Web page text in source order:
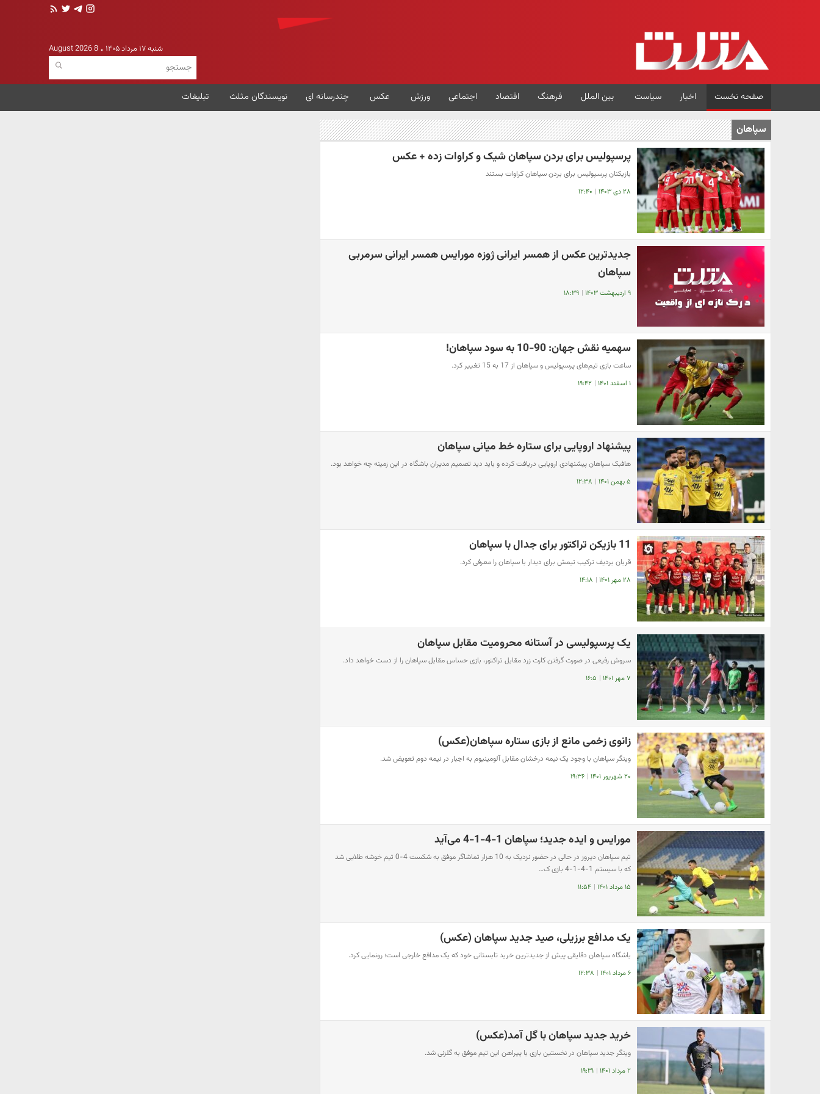
شنبه ۱۷ مرداد ۱۴۰۵ 8 August 2026
صفحه نخست اخبار سیاست بین الملل فرهنگ اقتصاد اجتماعی ورزش عکس چندرسانه ای نویسندگان مثلث تبلیغات
سپاهان
پرسپولیس برای بردن سپاهان شیک و کراوات زده + عکس
بازیکنان پرسپولیس برای بردن سپاهان کراوات بستند
۲۸ دی ۱۴۰۳ | ۱۲:۴۰
جدیدترین عکس از همسر ایرانی ژوزه مورایس همسر ایرانی سرمربی
سپاهان
۹ اردیبهشت ۱۴۰۳ | ۱۸:۳۹
سهمیه نقش جهان: 90-10 به سود سپاهان!
ساعت بازی تیم‌های پرسپولیس و سپاهان از 17 به 15 تغییر کرد.
۱ اسفند ۱۴۰۱ | ۱۹:۴۲
پیشنهاد اروپایی برای ستاره خط میانی سپاهان
هافبک سپاهان پیشنهادی اروپایی دریافت کرده و باید دید تصمیم مدیران باشگاه در این زمینه چه خواهد بود.
۵ بهمن ۱۴۰۱ | ۱۲:۳۸
11 بازیکن تراکتور برای جدال با سپاهان
قربان بردیف ترکیب تیمش برای دیدار با سپاهان را معرفی کرد.
۲۸ مهر ۱۴۰۱ | ۱۴:۱۸
یک پرسپولیسی در آستانه محرومیت مقابل سپاهان
سروش رفیعی در صورت گرفتن کارت زرد مقابل تراکتور، بازی حساس مقابل سپاهان را از دست خواهد داد.
۷ مهر ۱۴۰۱ | ۱۶:۵
زانوی زخمی مانع از بازی ستاره سپاهان(عکس)
وینگر سپاهان با وجود یک نیمه درخشان مقابل آلومینیوم به اجبار در نیمه دوم تعویض شد.
۲۰ شهریور ۱۴۰۱ | ۱۹:۳۶
مورایس و ایده جدید؛ سپاهان 1-4-1-4 می‌آید
تیم سپاهان دیروز در حالی در حضور نزدیک به 10 هزار تماشاگر موفق به شکست 4-0 تیم خوشه طلایی شد
که با سیستم 1-4-1-4 بازی ک…
۱۵ مرداد ۱۴۰۱ | ۱۱:۵۴
یک مدافع برزیلی، صید جدید سپاهان (عکس)
باشگاه سپاهان دقایقی پیش از جدیدترین خرید تابستانی خود که یک مدافع خارجی است؛ رونمایی کرد.
۶ مرداد ۱۴۰۱ | ۱۲:۳۸
خرید جدید سپاهان با گل آمد(عکس)
وینگر جدید سپاهان در نخستین بازی با پیراهن این تیم موفق به گلزنی شد.
۲ مرداد ۱۴۰۱ | ۱۹:۳۱